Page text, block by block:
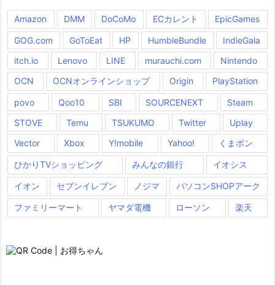
Amazon DMM DoCoMo ECカレント EpicGames
GOG.com GoToEat HP HumbleBundle
IndieGala
itch.io
Lenovo LINE murauchi.com
Nintendo
OCN
OCNオンラインショップ Origin PlayStation
povo Qoo10 SBI SOURCENEXT
Steam
STOVE
Temu TSUKUMO Twitter
Uplay
Vector
Xbox Y!mobile Yahoo! くまポン
ひかりTVショッピング みんなの銀行 イオシス
イオン セブンイレブン ノジマ パソコンSHOPアーク
ファミリーマート ヤマダ電機 ローソン 楽天